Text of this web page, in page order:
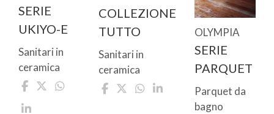
SERIE
UKIYO-E
Sanitari in
ceramica
COLLEZIONE
TUTTO
Sanitari in
ceramica
OLYMPIA
SERIE
PARQUET
Parquet da
bagno